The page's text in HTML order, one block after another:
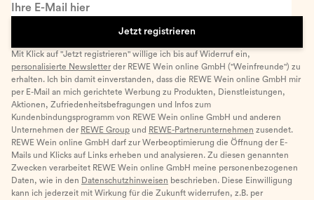
Ihre E-Mail hier
Jetzt registrieren
Mit Klick auf "Jetzt registrieren" willige ich bis auf Widerruf ein,
personalisierte Newsletter der REWE Wein online GmbH ("Weinfreunde") zu
erhalten. Ich bin damit einverstanden, dass die REWE Wein online GmbH mir
per E-Mail an mich gerichtete Werbung zu Produkten, Dienstleistungen,
Aktionen, Zufriedenheitsbefragungen und Infos zum
Kundenbindungsprogramm von REWE Wein online GmbH und anderen
Unternehmen der REWE Group und REWE-Partnerunternehmen zusendet.
REWE Wein online GmbH darf zur Werbeoptimierung die Öffnung der E-
Mails und Klicks auf Links erheben und analysieren. Zu diesen genannten
Zwecken verarbeitet REWE Wein online GmbH meine personenbezogenen
Daten, wie in den Datenschutzhinweisen beschrieben. Diese Einwilligung
kann ich jederzeit mit Wirkung für die Zukunft widerrufen, z.B. per